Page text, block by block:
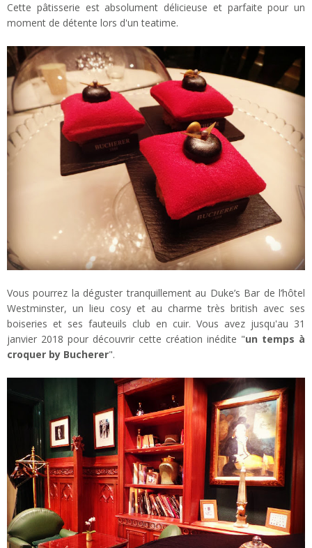
Cette pâtisserie est absolument délicieuse et parfaite pour un
moment de détente lors d'un teatime.
Vous pourrez la déguster tranquillement au Duke’s Bar de l’hôtel
Westminster, un lieu cosy et au charme très british avec ses
boiseries et ses fauteuils club en cuir. Vous avez jusqu'au 31
janvier 2018 pour découvrir cette création inédite "un temps à
croquer by Bucherer".